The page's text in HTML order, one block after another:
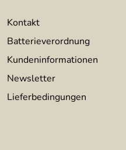
Kontakt
Batterieverordnung
Kundeninformationen
Newsletter
Lieferbedingungen